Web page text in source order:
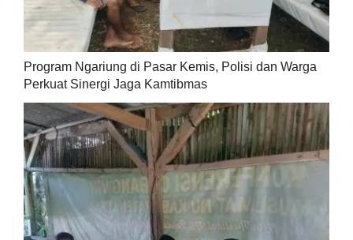
Program Ngariung di Pasar Kemis, Polisi dan Warga
Perkuat Sinergi Jaga Kamtibmas